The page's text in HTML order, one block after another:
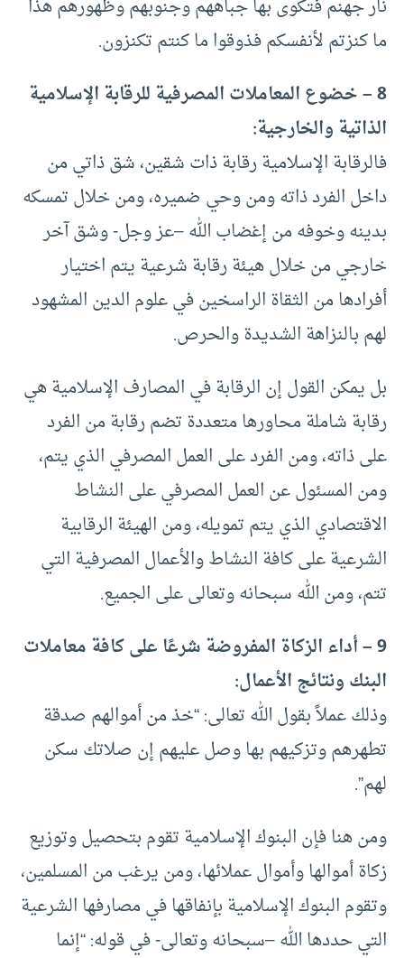
نار جهنم فتكوى بها جباههم وجنوبهم وظهورهم هذا
ما كنزتم لأنفسكم فذوقوا ما كنتم تكنزون.
8 – خضوع المعاملات المصرفية للرقابة الإسلامية
الذاتية والخارجية:
فالرقابة الإسلامية رقابة ذات شقين، شق ذاتي من
داخل الفرد ذاته ومن وحي ضميره، ومن خلال تمسكه
بدينه وخوفه من إغضاب الله –عز وجل- وشق آخر
خارجي من خلال هيئة رقابة شرعية يتم اختيار
أفرادها من الثقاة الراسخين في علوم الدين المشهود
لهم بالنزاهة الشديدة والحرص.
بل يمكن القول إن الرقابة في المصارف الإسلامية هي
رقابة شاملة محاورها متعددة تضم رقابة من الفرد
على ذاته، ومن الفرد على العمل المصرفي الذي يتم،
ومن المسئول عن العمل المصرفي على النشاط
الاقتصادي الذي يتم تمويله، ومن الهيئة الرقابية
الشرعية على كافة النشاط والأعمال المصرفية التي
تتم، ومن الله سبحانه وتعالى على الجميع.
9 – أداء الزكاة المفروضة شرعًا على كافة معاملات
البنك ونتائج الأعمال:
وذلك عملاً بقول الله تعالى: “خذ من أموالهم صدقة
تطهرهم وتزكيهم بها وصل عليهم إن صلاتك سكن
لهم”.
ومن هنا فإن البنوك الإسلامية تقوم بتحصيل وتوزيع
زكاة أموالها وأموال عملائها، ومن يرغب من المسلمين،
وتقوم البنوك الإسلامية بإنفاقها في مصارفها الشرعية
التي حددها الله –سبحانه وتعالى- في قوله: “إنما